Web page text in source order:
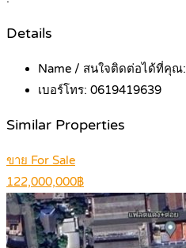
Details
Name / สนใจติดต่อได้ที่คุณ:
เบอร์โทร: 0619419639
Similar Properties
ขาย For Sale
122,000,000฿